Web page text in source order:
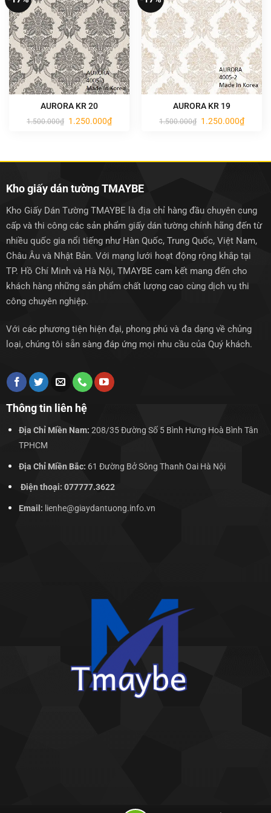
AURORA KR 20
1.500.000₫ Giá
gốc
1.250.000₫Giá
hiện
AURORA KR 19
1.500.000₫ Giá
gốc
1.250.000₫Giá
hiện
Kho giấy dán tường TMAYBE
Kho Giấy Dán Tường TMAYBE là địa chỉ hàng đầu chuyên cung
cấp và thi công các sản phẩm giấy dán tường chính hãng đến từ
nhiều quốc gia nổi tiếng như Hàn Quốc, Trung Quốc, Việt Nam,
Châu Âu và Nhật Bản. Với mạng lưới hoạt động rộng khắp tại
TP. Hồ Chí Minh và Hà Nội, TMAYBE cam kết mang đến cho
khách hàng những sản phẩm chất lượng cao cùng dịch vụ thi
công chuyên nghiệp.
Với các phương tiện hiện đại, phong phú và đa dạng về chủng
loại, chúng tôi sẵn sàng đáp ứng mọi nhu cầu của Quý khách.
Thông tin liên hệ
Địa Chỉ Miền Nam: 208/35 Đường Số 5 Bình Hưng Hoà Bình Tân
TPHCM
Địa Chỉ Miền Bắc: 61 Đường Bở Sông Thanh Oai Hà Nội
Điện thoại: 077777.3622
Email: lienhe@giaydantuong.info.vn